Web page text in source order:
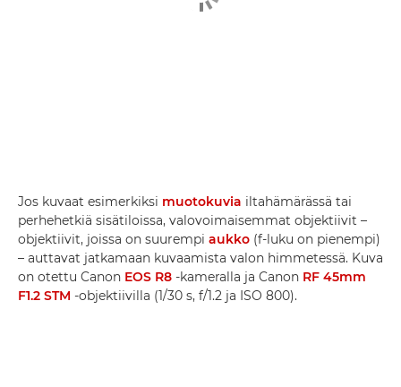
Jos kuvaat esimerkiksi muotokuvia iltahämärässä tai
perhehetkiä sisätiloissa, valovoimaisemmat objektiivit –
objektiivit, joissa on suurempi aukko (f-luku on pienempi)
– auttavat jatkamaan kuvaamista valon himmetessä. Kuva
on otettu Canon EOS R8 -kameralla ja Canon RF 45mm
F1.2 STM -objektiivilla (1/30 s, f/1.2 ja ISO 800).